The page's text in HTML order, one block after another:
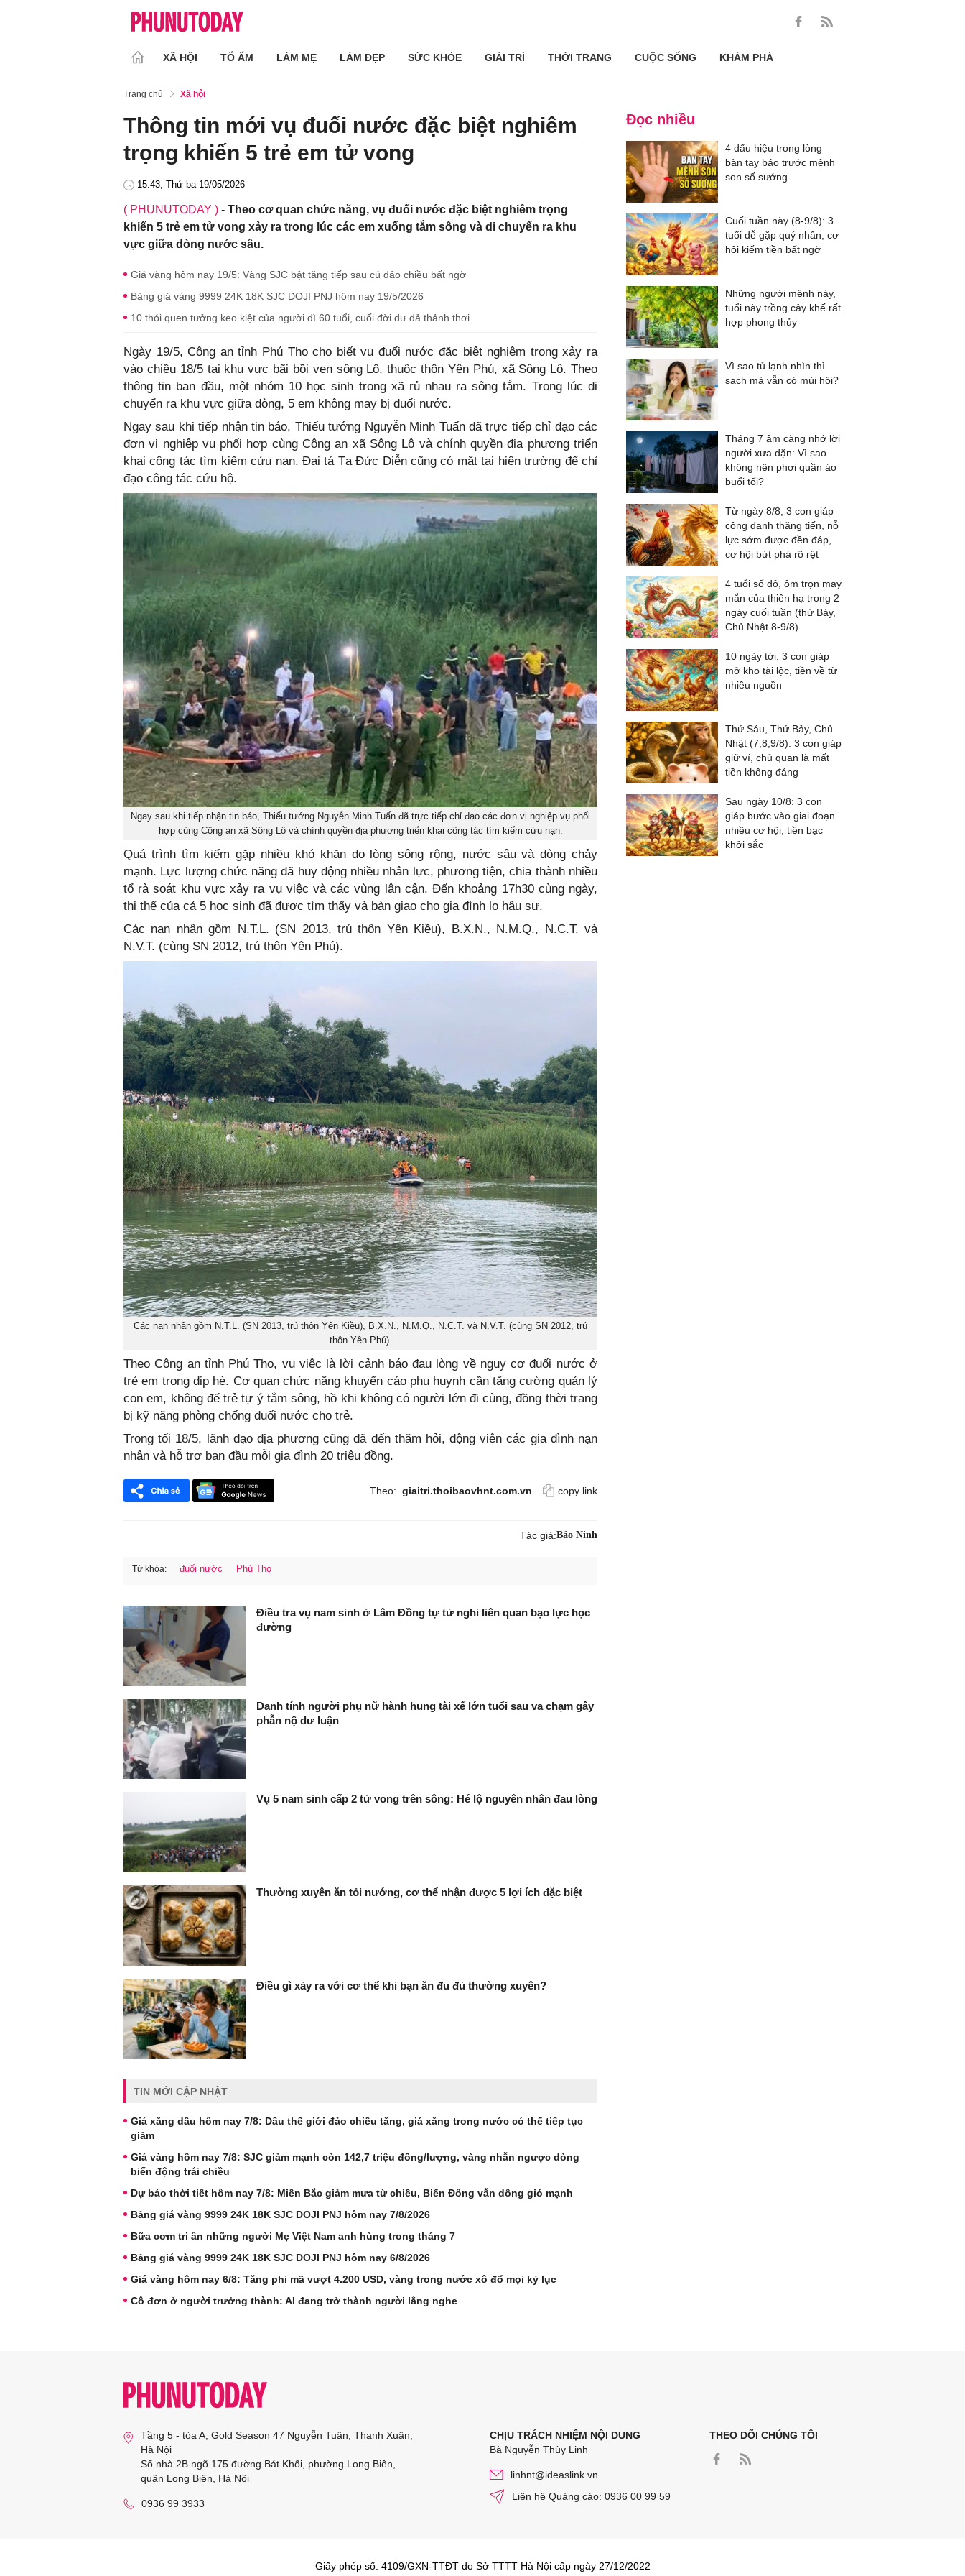
XÃ HỘI TỔ ẤM LÀM MẸ LÀM ĐẸP SỨC KHỎE GIẢI TRÍ THỜI TRANG CUỘC SỐNG KHÁM PHÁ
Trang chủ Xã hội
Thông tin mới vụ đuối nước đặc biệt nghiêm
trọng khiến 5 trẻ em tử vong
15:43, Thứ ba 19/05/2026
( PHUNUTODAY ) - Theo cơ quan chức năng, vụ đuối nước đặc biệt nghiêm trọng
khiến 5 trẻ em tử vong xảy ra trong lúc các em xuống tắm sông và di chuyển ra khu
vực giữa dòng nước sâu.
Giá vàng hôm nay 19/5: Vàng SJC bật tăng tiếp sau cú đảo chiều bất ngờ
Bảng giá vàng 9999 24K 18K SJC DOJI PNJ hôm nay 19/5/2026
10 thói quen tưởng keo kiệt của người dì 60 tuổi, cuối đời dư dả thảnh thơi
Ngày 19/5, Công an tỉnh Phú Thọ cho biết vụ đuối nước đặc biệt nghiêm trọng xảy ra
vào chiều 18/5 tại khu vực bãi bồi ven sông Lô, thuộc thôn Yên Phú, xã Sông Lô. Theo
thông tin ban đầu, một nhóm 10 học sinh trong xã rủ nhau ra sông tắm. Trong lúc di
chuyển ra khu vực giữa dòng, 5 em không may bị đuối nước.
Ngay sau khi tiếp nhận tin báo, Thiếu tướng Nguyễn Minh Tuấn đã trực tiếp chỉ đạo các
đơn vị nghiệp vụ phối hợp cùng Công an xã Sông Lô và chính quyền địa phương triển
khai công tác tìm kiếm cứu nạn. Đại tá Tạ Đức Diễn cũng có mặt tại hiện trường để chỉ
đạo công tác cứu hộ.
Ngay sau khi tiếp nhận tin báo, Thiếu tướng Nguyễn Minh Tuấn đã trực tiếp chỉ đạo các đơn vị nghiệp vụ phối
hợp cùng Công an xã Sông Lô và chính quyền địa phương triển khai công tác tìm kiếm cứu nạn.
Quá trình tìm kiếm gặp nhiều khó khăn do lòng sông rộng, nước sâu và dòng chảy
mạnh. Lực lượng chức năng đã huy động nhiều nhân lực, phương tiện, chia thành nhiều
tổ rà soát khu vực xảy ra vụ việc và các vùng lân cận. Đến khoảng 17h30 cùng ngày,
thi thể của cả 5 học sinh đã được tìm thấy và bàn giao cho gia đình lo hậu sự.
Các nạn nhân gồm N.T.L. (SN 2013, trú thôn Yên Kiều), B.X.N., N.M.Q., N.C.T. và
N.V.T. (cùng SN 2012, trú thôn Yên Phú).
Các nạn nhân gồm N.T.L. (SN 2013, trú thôn Yên Kiều), B.X.N., N.M.Q., N.C.T. và N.V.T. (cùng SN 2012, trú
thôn Yên Phú).
Theo Công an tỉnh Phú Thọ, vụ việc là lời cảnh báo đau lòng về nguy cơ đuối nước ở
trẻ em trong dịp hè. Cơ quan chức năng khuyến cáo phụ huynh cần tăng cường quản lý
con em, không để trẻ tự ý tắm sông, hồ khi không có người lớn đi cùng, đồng thời trang
bị kỹ năng phòng chống đuối nước cho trẻ.
Trong tối 18/5, lãnh đạo địa phương cũng đã đến thăm hỏi, động viên các gia đình nạn
nhân và hỗ trợ ban đầu mỗi gia đình 20 triệu đồng.
Theo: giaitri.thoibaovhnt.com.vn copy link
Tác giả:Bảo Ninh
Từ khóa: đuối nước Phú Thọ
Điều tra vụ nam sinh ở Lâm Đồng tự tử nghi liên quan bạo lực học
đường
Danh tính người phụ nữ hành hung tài xế lớn tuổi sau va chạm gây
phẫn nộ dư luận
Vụ 5 nam sinh cấp 2 tử vong trên sông: Hé lộ nguyên nhân đau lòng
Thường xuyên ăn tỏi nướng, cơ thể nhận được 5 lợi ích đặc biệt
Điều gì xảy ra với cơ thể khi bạn ăn đu đủ thường xuyên?
TIN MỚI CẬP NHẬT
Giá xăng dầu hôm nay 7/8: Dầu thế giới đảo chiều tăng, giá xăng trong nước có thể tiếp tục
giảm
Giá vàng hôm nay 7/8: SJC giảm mạnh còn 142,7 triệu đồng/lượng, vàng nhẫn ngược dòng
biến động trái chiều
Dự báo thời tiết hôm nay 7/8: Miền Bắc giảm mưa từ chiều, Biển Đông vẫn dông gió mạnh
Bảng giá vàng 9999 24K 18K SJC DOJI PNJ hôm nay 7/8/2026
Bữa cơm tri ân những người Mẹ Việt Nam anh hùng trong tháng 7
Bảng giá vàng 9999 24K 18K SJC DOJI PNJ hôm nay 6/8/2026
Giá vàng hôm nay 6/8: Tăng phi mã vượt 4.200 USD, vàng trong nước xô đổ mọi kỷ lục
Cô đơn ở người trưởng thành: AI đang trở thành người lắng nghe
Đọc nhiều
4 dấu hiệu trong lòng
bàn tay báo trước mệnh
son số sướng
Cuối tuần này (8-9/8): 3
tuổi dễ gặp quý nhân, cơ
hội kiếm tiền bất ngờ
Những người mệnh này,
tuổi này trồng cây khế rất
hợp phong thủy
Vì sao tủ lạnh nhìn thì
sạch mà vẫn có mùi hôi?
Tháng 7 âm càng nhớ lời
người xưa dặn: Vì sao
không nên phơi quần áo
buổi tối?
Từ ngày 8/8, 3 con giáp
công danh thăng tiến, nỗ
lực sớm được đền đáp,
cơ hội bứt phá rõ rệt
4 tuổi số đỏ, ôm trọn may
mắn của thiên hạ trong 2
ngày cuối tuần (thứ Bảy,
Chủ Nhật 8-9/8)
10 ngày tới: 3 con giáp
mở kho tài lộc, tiền về từ
nhiều nguồn
Thứ Sáu, Thứ Bảy, Chủ
Nhật (7,8,9/8): 3 con giáp
giữ ví, chủ quan là mất
tiền không đáng
Sau ngày 10/8: 3 con
giáp bước vào giai đoạn
nhiều cơ hội, tiền bạc
khởi sắc
Tầng 5 - tòa A, Gold Season 47 Nguyễn Tuân, Thanh Xuân,
Hà Nội
Số nhà 2B ngõ 175 đường Bát Khối, phường Long Biên,
quận Long Biên, Hà Nội
0936 99 3933
CHỊU TRÁCH NHIỆM NỘI DUNG
Bà Nguyễn Thùy Linh
linhnt@ideaslink.vn
Liên hệ Quảng cáo: 0936 00 99 59
THEO DÕI CHÚNG TÔI
Giấy phép số: 4109/GXN-TTĐT do Sở TTTT Hà Nội cấp ngày 27/12/2022